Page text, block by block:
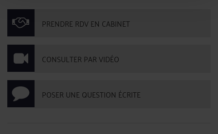
PRENDRE RDV EN CABINET
CONSULTER PAR VIDÉO
POSER UNE QUESTION ÉCRITE